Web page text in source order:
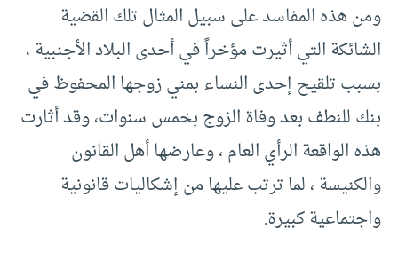
ومن هذه المفاسد على سبيل المثال تلك القضية
الشائكة التي أثيرت مؤخراً في أحدى البلاد الأجنبية ،
بسبب تلقيح إحدى النساء بمني زوجها المحفوظ في
بنك للنطف بعد وفاة الزوج بخمس سنوات، وقد أثارت
هذه الواقعة الرأي العام ، وعارضها أهل القانون
والكنيسة ، لما ترتب عليها من إشكاليات قانونية
واجتماعية كبيرة.